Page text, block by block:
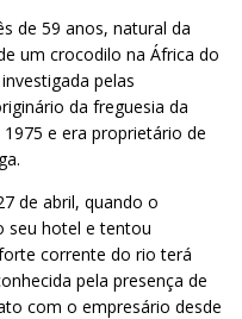
de 59 anos, natural da
um crocodilo na África do
pelas
da freguesia da
e era proprietário de
de abril, quando o
seu hotel e tentou
corrente do rio terá
pela presença de
com o empresário desde